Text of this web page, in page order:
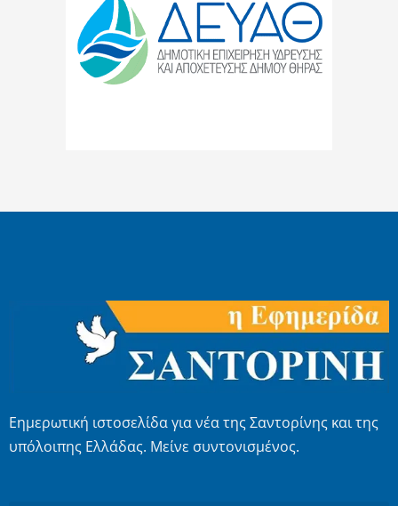
Εημερωτική ιστοσελίδα για νέα της Σαντορίνης και της
υπόλοιπης Ελλάδας. Μείνε συντονισμένος.